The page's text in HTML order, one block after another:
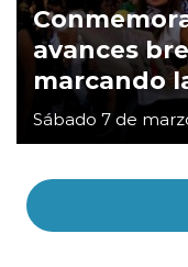
avances
marcando
Sábado 7 de